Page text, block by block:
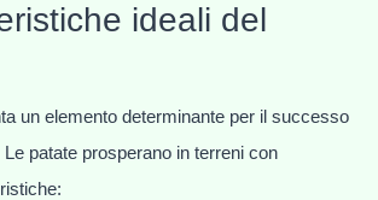
ideali del
un elemento determinante per il successo
patate prosperano in terreni con